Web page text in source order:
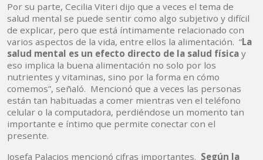
Por su parte, Cecilia Viteri dijo que a veces el tema de
salud mental se puede sentir como algo subjetivo y difícil
de explicar, pero que está íntimamente relacionado con
varios aspectos de la vida, entre ellos la alimentación. “La
salud mental es un efecto directo de la salud física y
eso implica la buena alimentación no solo por los
nutrientes y vitaminas, sino por la forma en cómo
comemos”, señaló. Mencionó que a veces las personas
están tan habituadas a comer mientras ven el teléfono
celular o la computadora, perdiéndose un momento tan
importante e íntimo que permite conectar con el
presente.
Josefa Palacios mencionó cifras importantes. Según la